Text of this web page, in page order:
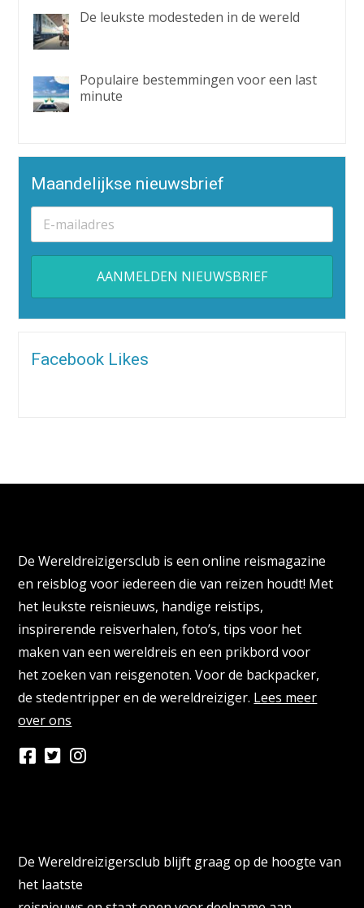
De leukste modesteden in de wereld
Populaire bestemmingen voor een last
minute
Maandelijkse nieuwsbrief
Alternative:
Facebook Likes
De Wereldreizigersclub is een online reismagazine
en reisblog voor iedereen die van reizen houdt! Met
het leukste reisnieuws, handige reistips,
inspirerende reisverhalen, foto’s, tips voor het
maken van een wereldreis en een prikbord voor
het zoeken van reisgenoten. Voor de backpacker,
de stedentripper en de wereldreiziger. Lees meer
over ons
De Wereldreizigersclub blijft graag op de hoogte van
het laatste